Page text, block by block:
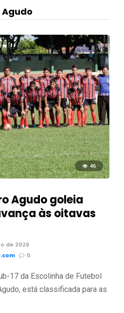
Agudo
46
Agudo goleia
às oitavas
de 2026
0
17 da Escolinha de Futebol
está classificada para as